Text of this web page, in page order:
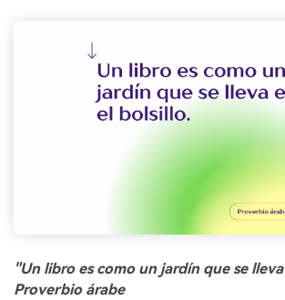
"Un libro es como un jardín que se
Proverbio árabe